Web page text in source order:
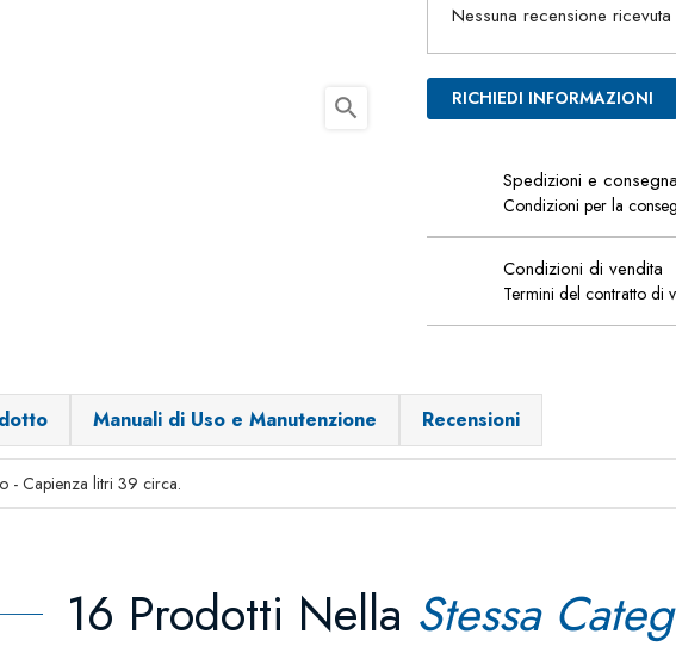
search
Nessuna recensione ricevuta
RICHIEDI INFORMAZIONI
Spedizioni e consegna
Condizioni per la
Condizioni di vendita
Termini del contratto di
Manuali di Uso e Manutenzione Recensioni
- Capienza litri 39 circa.
16 Prodotti Nella Stessa